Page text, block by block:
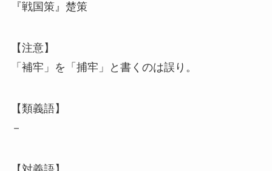
『戦国策』楚策
【注意】
「補牢」を「捕牢」と書くのは誤り。
【類義語】
－